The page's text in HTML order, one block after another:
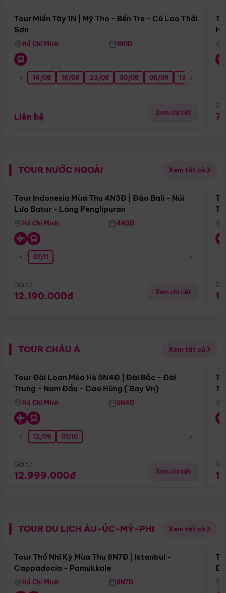
Tour Miền Tây 1N | Mỹ Tho - Bến Tre - Cù Lao Thới
Sơn
Hồ Chí Minh 1N0Đ
14/08 16/08 23/08 30/08 06/09 13/09
Liên hệ Xem chi tiết
TOUR NƯỚC NGOÀI Xem tất cả
Điểm nổi bật
Tour Indonesia Mùa Thu 4N3Đ | Đảo Bali - Núi
Lửa Batur - Làng Penglipuran
Hồ Chí Minh 4N3Đ
07/11
Giá từ:
12.190.000đ Xem chi tiết
TOUR CHÂU Á Xem tất cả
Điểm nổi bật
Tour Đài Loan Mùa Hè 5N4Đ | Đài Bắc - Đài
Trung - Nam Đầu - Cao Hùng ( Bay Vn)
Hồ Chí Minh 5N4Đ
12/09 01/10
Giá từ:
12.999.000đ Xem chi tiết
TOUR DU LỊCH ÂU-ÚC-MỸ-PHI Xem tất cả
Điểm nổi bật
Tour Thổ Nhĩ Kỳ Mùa Thu 8N7Đ | Istanbul -
Cappadocia - Pamukkale
Hồ Chí Minh 8N7Đ